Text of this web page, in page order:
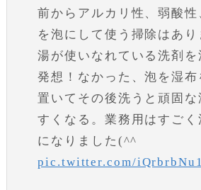
前からアルカリ性、弱酸性
を泡にして使う掃除はあ
湯が使いなれている洗剤を
発想！なかった、泡を湿
置いてその後洗うと頑固
すくなる。業務用はすご
になりました(^^ゞ
pic.twitter.com/